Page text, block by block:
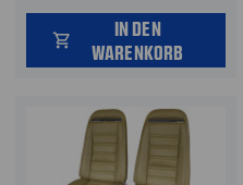
shopping_cart
IN DEN
WARENKORB